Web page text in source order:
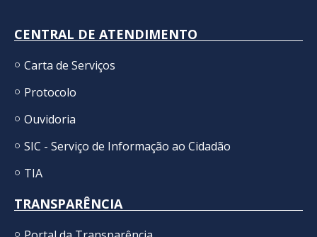
CENTRAL DE ATENDIMENTO
Carta de Serviços
Protocolo
Ouvidoria
SIC - Serviço de Informação ao Cidadão
TIA
TRANSPARÊNCIA